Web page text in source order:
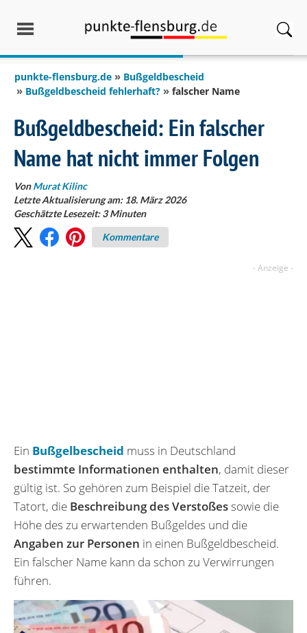
punkte-flensburg.de
Bußgeldbescheid
Bußgeldbescheid fehlerhaft?
falscher Name
Bußgeldbescheid: Ein falscher
Name hat nicht immer Folgen
VonMurat Kilinc
Letzte Aktualisierung am: 18. März 2026
Geschätzte Lesezeit:3 Minuten
Kommentare
Ein Bußgelbescheid muss in Deutschland
bestimmte Informationen enthalten, damit dieser
gültig ist. So gehören zum Beispiel die Tatzeit, der
Tatort, die Beschreibung des Verstoßessowie die
Höhe des zu erwartenden Bußgeldes und die
Angaben zur Personen in einen Bußgeldbescheid.
Ein falscher Name kann da schon zu Verwirrungen
führen.